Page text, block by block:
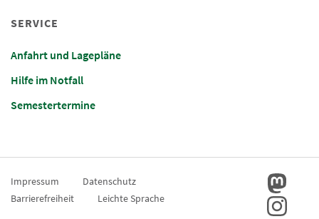
SERVICE
Anfahrt und Lagepläne
Hilfe im Notfall
Semestertermine
Impressum
Datenschutz
Barrierefreiheit
Leichte Sprache